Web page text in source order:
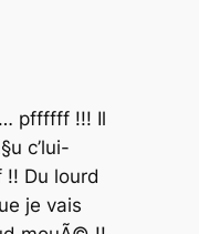
pffffff !!! Il
c’lui-
Du lourd
je vais